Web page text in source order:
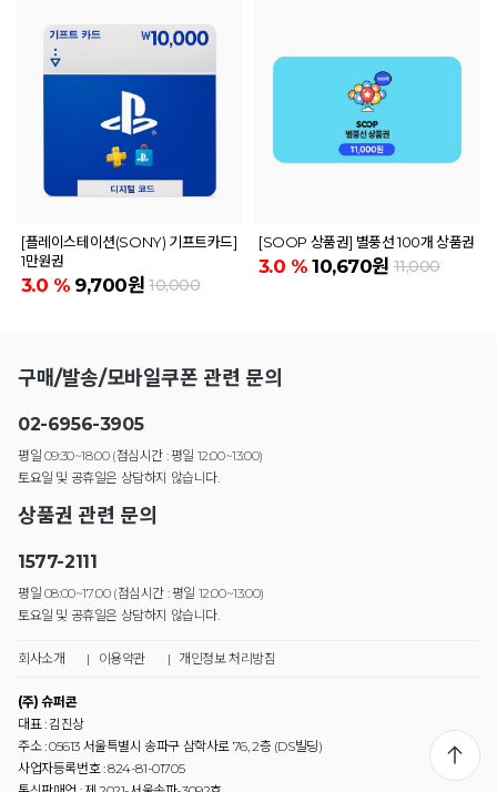
[플레이스테이션(SONY) 기프트카드]
1만원권
3.0 % 9,700원 10,000
[SOOP 상품권] 별풍선 100개 상품권
3.0 % 10,670원 11,000
구매/발송/모바일쿠폰 관련 문의
02-6956-3905
평일 09:30~18:00 (점심시간 : 평일 12:00~13:00)
토요일 및 공휴일은 상담하지 않습니다.
상품권 관련 문의
1577-2111
평일 08:00~17:00 (점심시간 : 평일 12:00~13:00)
토요일 및 공휴일은 상담하지 않습니다.
회사소개 | 이용약관 | 개인정보 처리방침
(주) 슈퍼콘
대표 : 김진상
주소 : 05613 서울특별시 송파구 삼학사로 76, 2층 (DS빌딩)
사업자등록번호 : 824-81-01705